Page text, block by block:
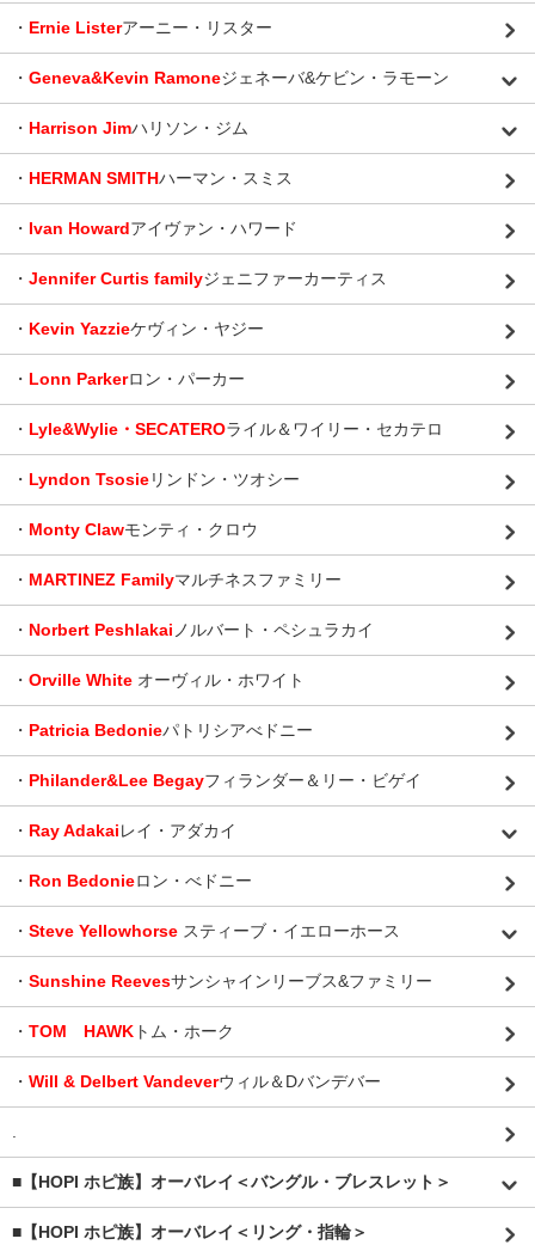
・ Ernie Listerアーニー・リスター
・ Geneva&Kevin Ramoneジェネーバ&ケビン・ラモーン
・ Harrison Jimハリソン・ジム
・ HERMAN SMITHハーマン・スミス
・ Ivan Howardアイヴァン・ハワード
・ Jennifer Curtis familyジェニファーカーティス
・ Kevin Yazzieケヴィン・ヤジー
・ Lonn Parkerロン・パーカー
・ Lyle&Wylie・SECATEROライル＆ワイリー・セカテロ
・ Lyndon Tsosieリンドン・ツオシー
・ Monty Clawモンティ・クロウ
・ MARTINEZ Familyマルチネスファミリー
・ Norbert Peshlakai ノルバート・ペシュラカイ
・ Orville White オーヴィル・ホワイト
・ Patricia Bedonieパトリシアべドニー
・ Philander&Lee Begayフィランダー＆リー・ビゲイ
・ Ray Adakaiレイ・アダカイ
・ Ron Bedonieロン・べドニー
・ Steve Yellowhorse スティーブ・イエローホース
・ Sunshine Reevesサンシャインリーブス&ファミリー
・ TOM HAWK トム・ホーク
・ Will & Delbert Vandeverウィル＆Dバンデバー
.
■【HOPI ホピ族】オーバレイ＜バングル・ブレスレット＞
■【HOPI ホピ族】オーバレイ＜リング・指輪＞